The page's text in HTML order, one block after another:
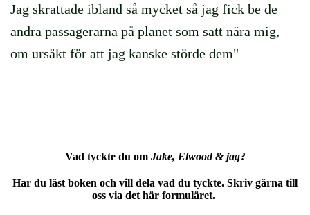
Jag skrattade ibland så mycket så jag fick be de
andra passagerarna på planet som satt nära mig,
om ursäkt för att jag kanske störde dem"
Vad tyckte du om Jake, Elwood & jag?
Har du läst boken och vill dela vad du tyckte. Skriv gärna till
oss via det här formuläret.